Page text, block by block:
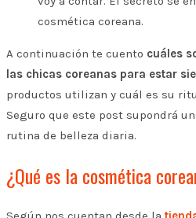
cosmética coreana.
A continuación te cuento cuáles
las chicas coreanas para estar
productos utilizan y cuál es su
Seguro que este post supondrá
rutina de belleza diaria.
¿Qué es la cosmética